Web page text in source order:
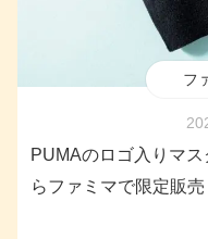
フ
PUMAのロゴ入りマ
らファミマで限定販売